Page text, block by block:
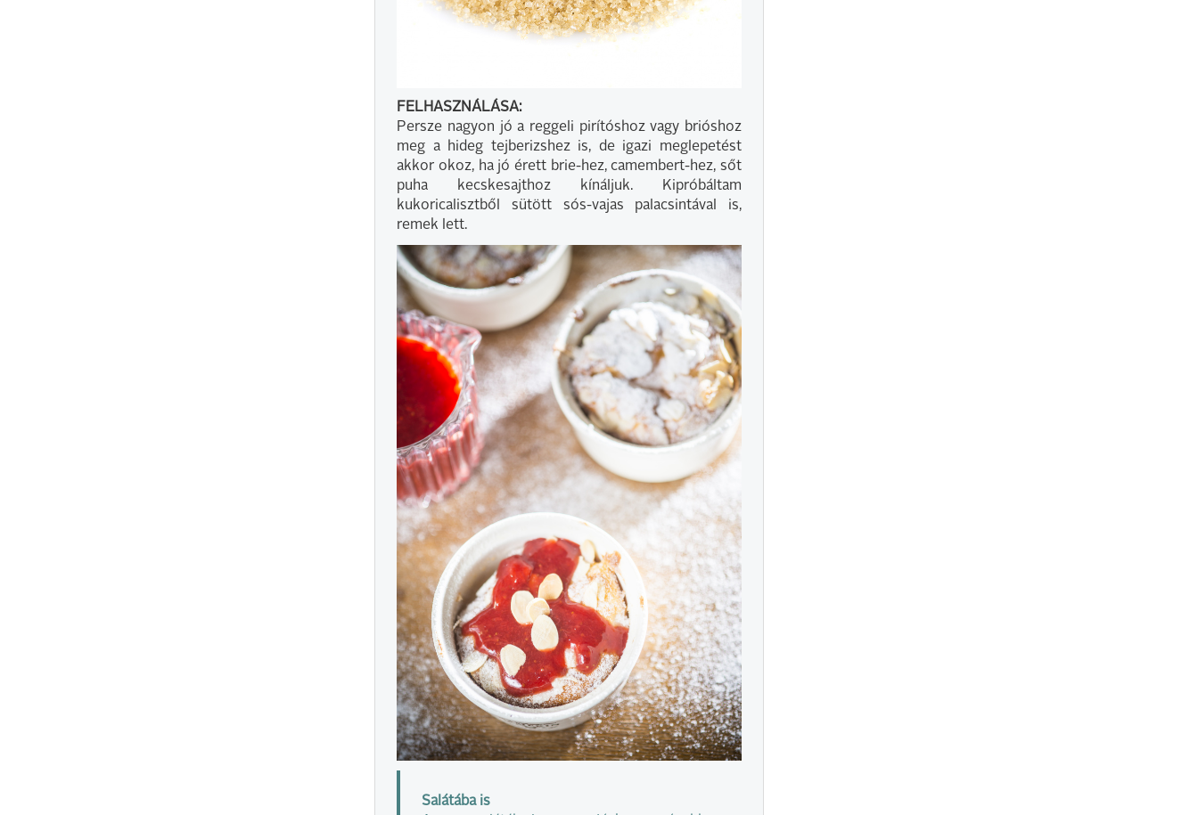
FELHASZNÁLÁSA:
Persze nagyon jó a reggeli pirítóshoz vagy brióshoz
meg a hideg tejberizshez is, de igazi meglepetést
akkor okoz, ha jó érett brie-hez, camembert-hez, sőt
puha kecskesajthoz kínáljuk. Kipróbáltam
kukoricalisztből sütött sós-vajas palacsintával is,
remek lett.
Salátába is